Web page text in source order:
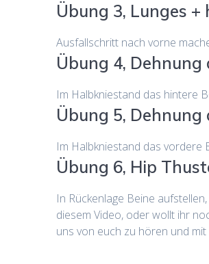
Übung 3, Lunges
Ausfallschritt nach vorne
Übung 4,
Im Halbkniestand das hintere
Übung 5, Dehnung
Im Halbkniestand das vordere
Übung 6, Hip
In Rückenlage Beine
diesem Video, oder wollt ihr
uns von euch zu hören und